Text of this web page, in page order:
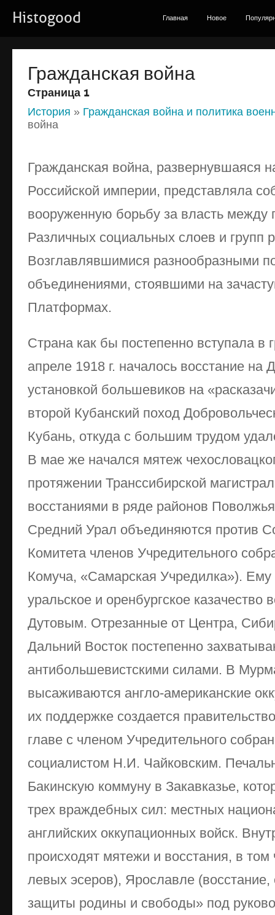
Histogood Главная Новое
Гражданская война
Страница 1
История » Гражданская война и политика
война
Гражданская война, развернувшаяся
Российской империи, представляла
вооруженную борьбу за власть между
Различных социальных слоев и групп
Возглавлявшимися разнообразными
объединениями, стоявшими на
Платформах.
Страна как бы постепенно вступала в
апреле 1918 г. началось восстание на
установкой большевиков на
второй Кубанский поход
Кубань, откуда с большим трудом
В мае же начался мятеж
протяжении Транссибирской
восстаниями в ряде районов
Средний Урал объединяются против
Комитета членов Учредительного
Комуча, «Самарская Учредилка»). Ему
уральское и оренбургское казачество
Дутовым. Отрезанные от Центра,
Дальний Восток постепенно
антибольшевистскими силами. В
высаживаются англо-американские
их поддержке создается
главе с членом Учредительного
социалистом Н.И. Чайковским.
Бакинскую коммуну в Закавказье,
трех враждебных сил: местных
английских оккупационных войск.
происходят мятежи и восстания, в
левых эсеров), Ярославле
защиты родины и свободы» под